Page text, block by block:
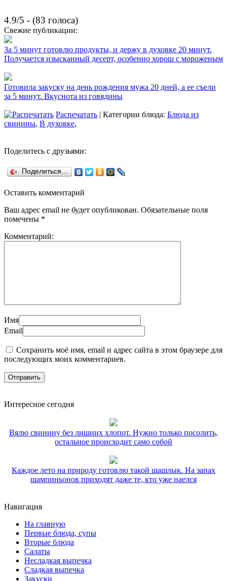
4.9/5 - (83 голоса)
Свежие публикации:
За 5 минут готовлю продукты, и держу в духовке 20 минут.
Получается изысканный десерт, особенно хорош с мороженым
Готовила закуску на день рождения мужа 20 дней, а ее съели
за 5 минут. Вкуснота из говядины
Распечатать | Категории блюда: Блюда из
свинины, В духовке,
Поделитесь с друзьями:
Поделиться…
Оставить комментарий
Ваш адрес email не будет опубликован. Обязательные поля
помечены *
Комментарий:
Имя
Email
Сохранить моё имя, email и адрес сайта в этом браузере для
последующих моих комментариев.
Интересное сегодня
Вялю свинину без лишних хлопот. Нужно только посолить,
остальное происходит само собой
Каждое лето на природу готовлю такой шашлык. На запах
шампиньонов приходят даже те, кто уже наелся
Навигация
На главную
Первые блюда, супы
Вторые блюда
Салаты
Несладкая выпечка
Сладкая выпечка
Закуски